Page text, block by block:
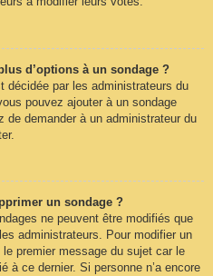
d’options à un sondage ?
décidée par les administrateurs du
pouvez ajouter à un sondage
demander à un administrateur du
un sondage ?
ne peuvent être modifiés que
administrateurs. Pour modifier un
premier message du sujet car le
à ce dernier. Si personne n’a encore